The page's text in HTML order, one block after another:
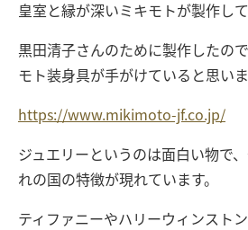
皇室と縁が深いミキモトが製作して
黒田清子さんのために製作したの
モト装身具が手がけていると思いま
https://www.mikimoto-jf.co.jp/
ジュエリーというのは面白い物で
れの国の特徴が現れています。
ティファニーやハリーウィンスト